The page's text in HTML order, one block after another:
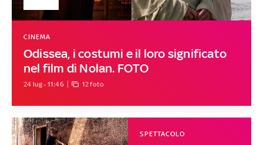
Odissea, i costumi e il loro significato
nel film di Nolan. FOTO
CINEMA
24 lug - 11:46 12 foto
SPETTACOLO